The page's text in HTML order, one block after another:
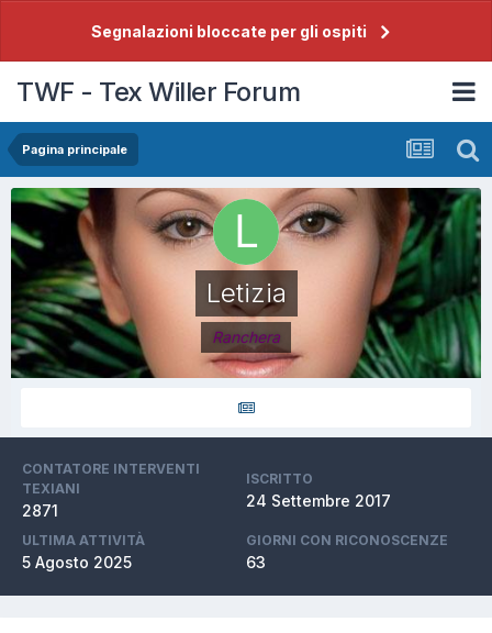
Segnalazioni bloccate per gli ospiti
TWF - Tex Willer Forum
Pagina principale
Letizia
Ranchera
CONTATORE INTERVENTI
TEXIANI
2871
ISCRITTO
24 Settembre 2017
ULTIMA ATTIVITÀ
5 Agosto 2025
GIORNI CON RICONOSCENZE
63